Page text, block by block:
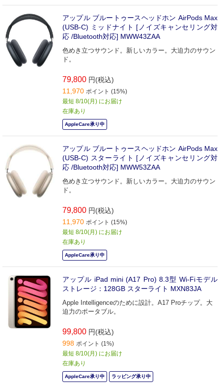
アップル ブルートゥースヘッドホン AirPods Max
(USB-C) ミッドナイト [ノイズキャンセリング対
応 /Bluetooth対応] MWW43ZAA
色めき立つサウンド。新しいカラー。大迫力のサウン
ド。
79,800 円(税込)
11,970 ポイント (15%)
最短 8/10(月) にお届け
在庫あり
AppleCare承り中
アップル ブルートゥースヘッドホン AirPods Max
(USB-C) スターライト [ノイズキャンセリング対
応 /Bluetooth対応] MWW53ZAA
色めき立つサウンド。新しいカラー。大迫力のサウン
ド。
79,800 円(税込)
11,970 ポイント (15%)
最短 8/10(月) にお届け
在庫あり
AppleCare承り中
アップル iPad mini (A17 Pro) 8.3型 Wi-Fiモデル
ストレージ：128GB スターライト MXN83JA
Apple Intelligenceのために設計。A17 Proチップ。大
迫力のポータブル。
99,800 円(税込)
998 ポイント (1%)
最短 8/10(月) にお届け
在庫あり
AppleCare承り中 ラッピング承り中